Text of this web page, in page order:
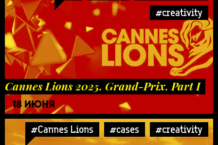
#creativity
Cannes Lions 2025. Grand-Prix. Part I
18 ИЮНЯ
#Cannes Lions #cases #creativity